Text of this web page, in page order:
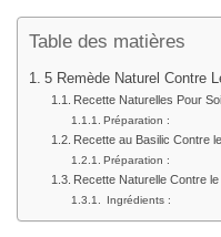
Table des matières
5 Remède Naturel Contre
Recette Naturelles Pour
Préparation :
Recette au Basilic Contre
Préparation :
Recette Naturelle Contre le
Ingrédients :